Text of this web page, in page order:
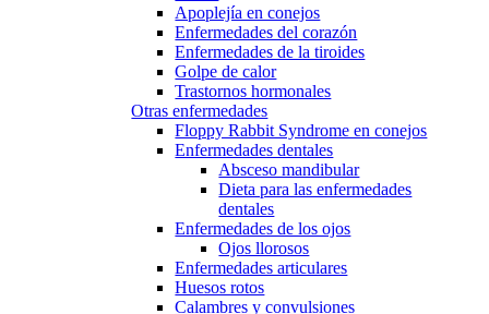
Apoplejía en conejos
Enfermedades del corazón
Enfermedades de la tiroides
Golpe de calor
Trastornos hormonales
Otras enfermedades
Floppy Rabbit Syndrome en conejos
Enfermedades dentales
Absceso mandibular
Dieta para las enfermedades
dentales
Enfermedades de los ojos
Ojos llorosos
Enfermedades articulares
Huesos rotos
Calambres y convulsiones